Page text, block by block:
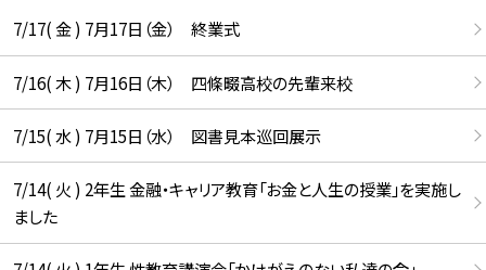
7/17( 金 ) 7月17日（金） 終業式
7/16( 木 ) 7月16日（木） 四條畷高校の先輩来校
7/15( 水 ) 7月15日（水） 図書見本巡回展示
7/14( 火 ) 2年生 金融・キャリア教育「お金と人生の授業」を実施し
ました